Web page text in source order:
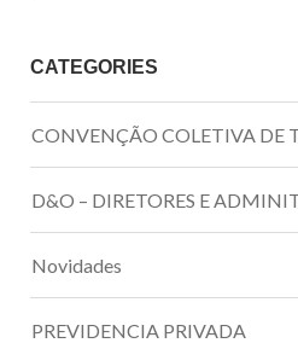
CATEGORIES
CONVENÇÃO COLETIVA DE
D&O – DIRETORES E
Novidades
PREVIDENCIA PRIVADA